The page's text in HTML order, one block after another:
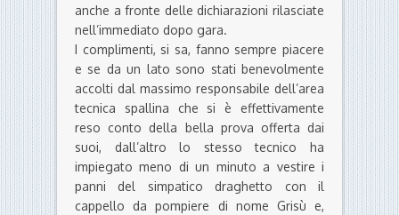
anche a fronte delle dichiarazioni rilasciate
nell’immediato dopo gara.
I complimenti, si sa, fanno sempre piacere
e se da un lato sono stati benevolmente
accolti dal massimo responsabile dell’area
tecnica spallina che si è effettivamente
reso conto della bella prova offerta dai
suoi, dall’altro lo stesso tecnico ha
impiegato meno di un minuto a vestire i
panni del simpatico draghetto con il
cappello da pompiere di nome Grisù e,